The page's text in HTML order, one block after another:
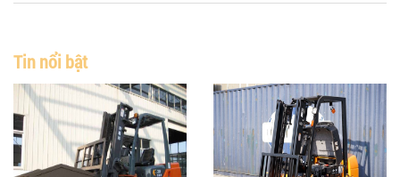
Tin nổi bật